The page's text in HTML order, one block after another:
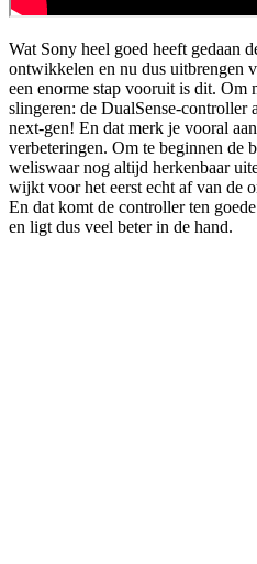
Wat Sony heel goed heeft gedaan
ontwikkelen en nu dus uitbrengen
een enorme stap vooruit is dit. Om
slingeren: de DualSense-controller
next-gen! En dat merk je vooral
verbeteringen. Om te beginnen de
weliswaar nog altijd herkenbaar
wijkt voor het eerst echt af van de
En dat komt de controller ten
en ligt dus veel beter in de hand.